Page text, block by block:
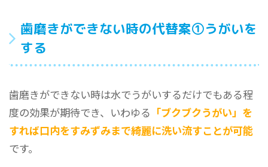
歯磨きができない時の代替案①うがいを
する
歯磨きができない時は水でうがいするだけでもある程
度の効果が期待でき、いわゆる 「ブクブクうがい」を
すれば口内をすみずみまで綺麗に洗い流すことが可能
です。